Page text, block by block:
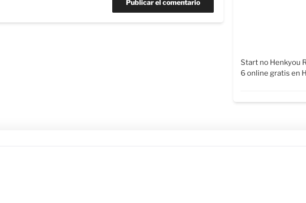
Start no Henkyou
6 online gratis en